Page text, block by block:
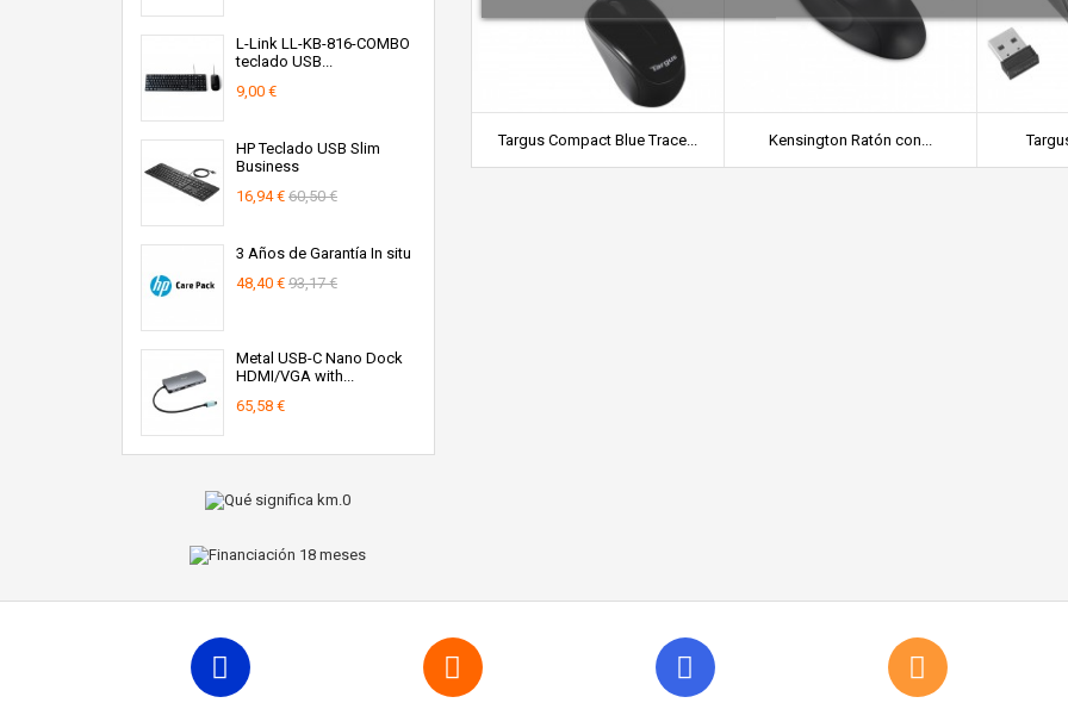
L-Link LL-KB-816-COMBO
teclado USB...
9,00 €
HP Teclado USB Slim
Business
16,94 € 60,50 €
3 Años de Garantía In situ
48,40 € 93,17 €
Metal USB-C Nano Dock
HDMI/VGA with...
65,58 €
Targus Compact Blue Trace... Kensington Ratón con...